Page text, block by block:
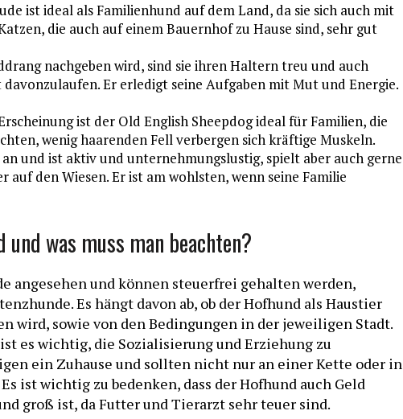
ist ideal als Familienhund auf dem Land, da sie sich auch mit
die auch auf einem Bauernhof zu Hause sind, sehr gut
nachgeben wird, sind sie ihren Haltern treu und auch
Er erledigt seine Aufgaben mit Mut und Energie.
ist der Old English Sheepdog ideal für Familien, die
wenig haarenden Fell verbergen sich kräftige Muskeln.
und ist aktiv und unternehmungslustig, spielt aber auch gerne
den Wiesen. Er ist am wohlsten, wenn seine Familie
was muss man beachten?
angesehen und können steuerfrei gehalten werden,
Es hängt davon ab, ob der Hofhund als Haustier
wird, sowie von den Bedingungen in der jeweiligen Stadt.
es wichtig, die Sozialisierung und Erziehung zu
ein Zuhause und sollten nicht nur an einer Kette oder in
ist wichtig zu bedenken, dass der Hofhund auch Geld
groß ist, da Futter und Tierarzt sehr teuer sind.